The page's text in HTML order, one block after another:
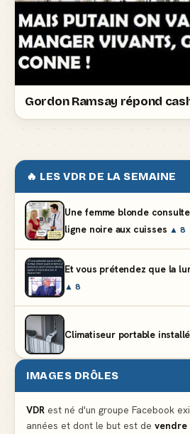
Gordon Ramsay répond
🔥 LES VDR DE LA SEMAINE
Une femme blonde
ligne noire aux cuisses ▲ 8
Et vous prétendez que la
▲ 8
Climatiseur portable
Partager l'addition alors que
IMAGES DRÔLES
VDR est né d'un groupe Facebook
années et dont le but est de vendre